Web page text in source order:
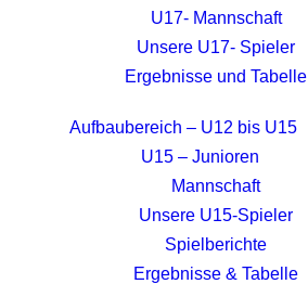
U17- Mannschaft
Unsere U17- Spieler
Ergebnisse und Tabelle
Aufbaubereich – U12 bis U15
U15 – Junioren
Mannschaft
Unsere U15-Spieler
Spielberichte
Ergebnisse & Tabelle